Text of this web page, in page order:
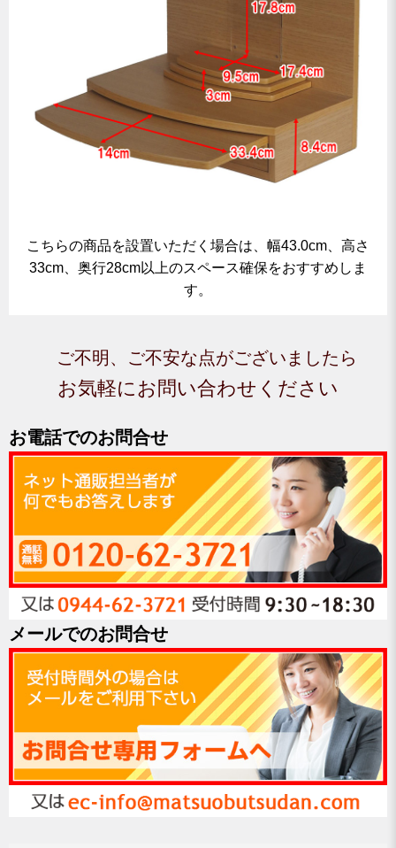
こちらの商品を設置いただく場合は、幅43.0cm、高さ
33cm、奥行28cm以上のスペース確保をおすすめしま
す。
ご不明、ご不安な点がございましたら
お気軽にお問い合わせください
お電話でのお問合せ
メールでのお問合せ